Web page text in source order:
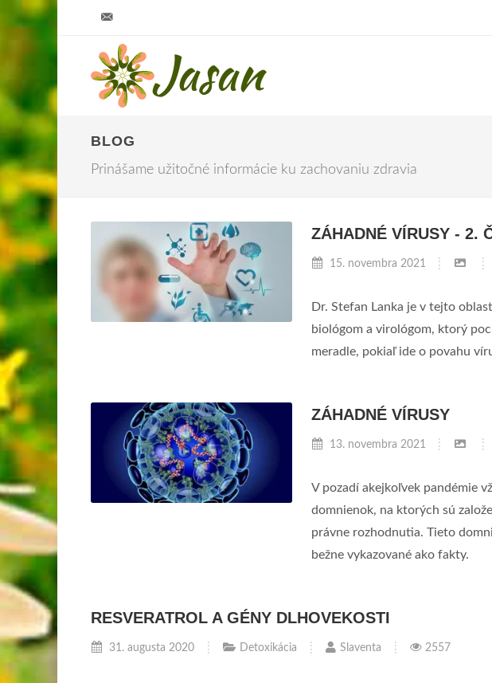
BLOG
Prinášame užitočné informácie ku zachovaniu zdravia
ZÁHADNÉ VÍRUSY - 2.
15. novembra 2021
Dr. Stefan Lanka je v tejto
biológom a virológom, ktorý
meradle, pokiaľ ide o povahu
ZÁHADNÉ VÍRUSY
13. novembra 2021
V pozadí akejkoľvek pandémie
domnienok, na ktorých sú
právne rozhodnutia. Tieto
bežne vykazované ako fakty.
RESVERATROL A GÉNY DLHOVEKOSTI
31. augusta 2020 Detoxikácia Slaventa 2557